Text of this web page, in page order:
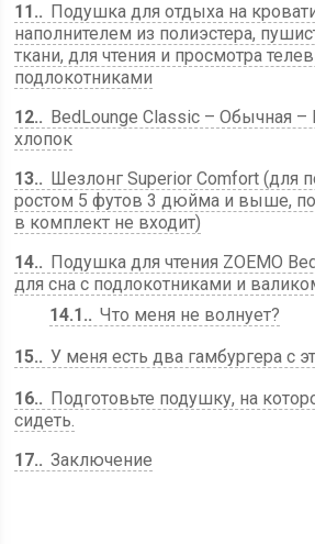
11.
Подушка для отдыха на
наполнителем из полиэстера,
ткани, для чтения и просмотра
подлокотниками
12.
BedLounge Classic – Обычная –
хлопок
13.
Шезлонг Superior Comfort (для
ростом 5 футов 3 дюйма и выше,
в комплект не входит)
14.
Подушка для чтения ZOEMO
для сна с подлокотниками и
14.1.
Что меня не волнует?
15.
У меня есть два гамбургера с
16.
Подготовьте подушку, на
сидеть.
17.
Заключение